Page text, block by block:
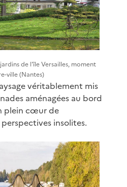
de l'île Versailles, moment
ville (Nantes)
véritablement mis
aménagées au bord
plein cœur de
insolites.